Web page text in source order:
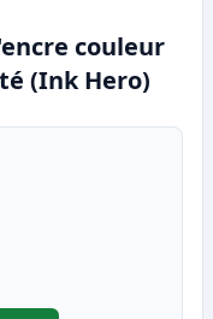
couleur
(Ink Hero)